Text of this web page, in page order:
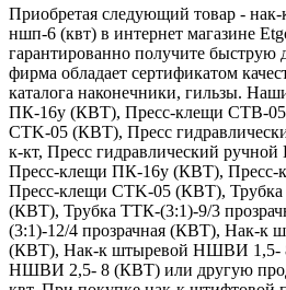
Приобретая следующий товар -
ншп-6 (квт) в интернет магазине
гарантированно получите быструю
фирма обладает сертификатом
каталога наконечники, гильзы.
ПК-16у (КВТ), Пресс-клещи CTB-
CTK-05 (КВТ), Пресс
к-кт, Пресс гидравлический
Пресс-клещи ПК-16у (КВТ),
Пресс-клещи CTK-05 (КВТ), Трубка
(КВТ), Трубка ТТК-(3:1)-9/3
(3:1)-12/4 прозрачная (КВТ), Нак-
(КВТ), Нак-к штыревой НШВИ 1,5-
НШВИ 2,5- 8 (КВТ) или другую